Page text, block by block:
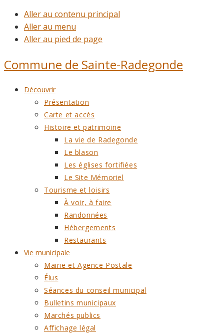
Aller au contenu principal
Aller au menu
Aller au pied de page
Commune de Sainte-Radegonde
Découvrir
Présentation
Carte et accès
Histoire et patrimoine
La vie de Radegonde
Le blason
Les églises fortifiées
Le Site Mémoriel
Tourisme et loisirs
À voir, à faire
Randonnées
Hébergements
Restaurants
Vie municipale
Mairie et Agence Postale
Élus
Séances du conseil municipal
Bulletins municipaux
Marchés publics
Affichage légal